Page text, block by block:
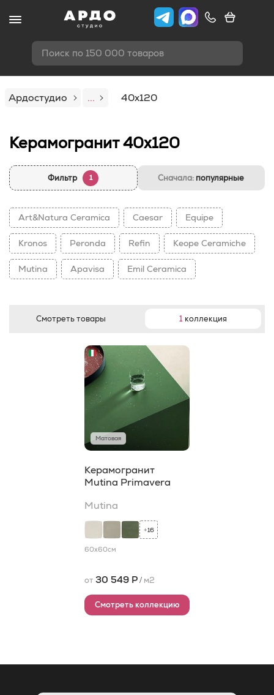
Поиск по 150 000 товаров
Ардостудио ... 40x120
Керамогранит 40x120
Фильтр 1 Сначала: популярные
Art&Natura Ceramica Caesar Equipe
Kronos Peronda Refin Keope Ceramiche
Mutina Apavisa Emil Ceramica
Смотреть товары 1 коллекция
Матовая
Керамогранит
Mutina Primavera
Mutina
+16
60x60см
от 30 549 Р/ м2
Смотреть коллекцию